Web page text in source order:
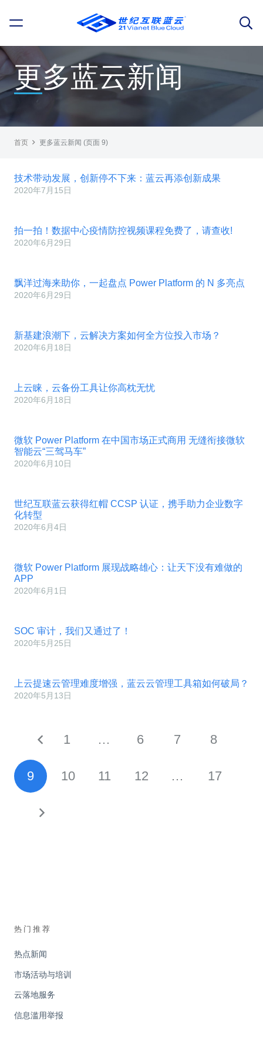
更多蓝云新闻
首页 更多蓝云新闻 (页面 9)
技术带动发展，创新停不下来：蓝云再添创新成果
2020年7月15日
拍一拍！数据中心疫情防控视频课程免费了，请查收!
2020年6月29日
飘洋过海来助你，一起盘点 Power Platform 的 N 多亮点
2020年6月29日
新基建浪潮下，云解决方案如何全方位投入市场？
2020年6月18日
上云睐，云备份工具让你高枕无忧
2020年6月18日
微软 Power Platform 在中国市场正式商用 无缝衔接微软
智能云“三驾马车”
2020年6月10日
世纪互联蓝云获得红帽 CCSP 认证，携手助力企业数字
化转型
2020年6月4日
微软 Power Platform 展现战略雄心：让天下没有难做的
APP
2020年6月1日
SOC 审计，我们又通过了！
2020年5月25日
上云提速云管理难度增强，蓝云云管理工具箱如何破局？
2020年5月13日
1 … 6 7 8
9 10 11 12 … 17
热门推荐
热点新闻
市场活动与培训
云落地服务
信息滥用举报